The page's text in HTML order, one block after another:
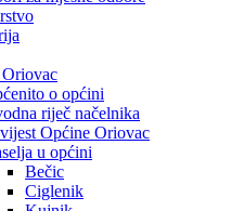
o općini
riječ načelnika
Općine Oriovac
u općini
Bečic
Ciglenik